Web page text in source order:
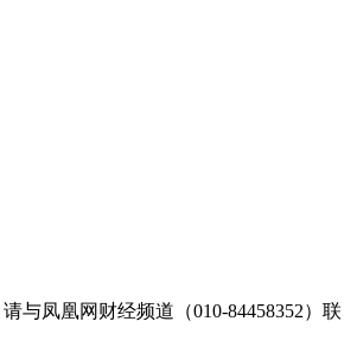
与凤凰网财经频道（010-84458352）联